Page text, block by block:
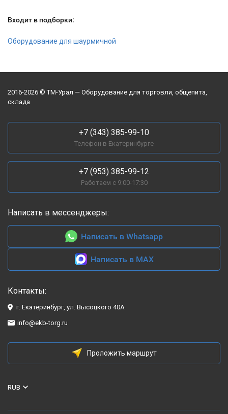
Входит в подборки:
Оборудование для шаурмичной
2016-2026 © ТМ-Урал — Оборудование для торговли, общепита,
склада
+7 (343) 385-99-10
Телефон в Екатеринбурге
+7 (953) 385-99-12
Работаем с 9:00-17:30
Написать в мессенджеры:
Написать в Whatsapp
Написать в MAX
Контакты:
г. Екатеринбург, ул. Высоцкого 40А
info@ekb-torg.ru
Проложить маршрут
RUB